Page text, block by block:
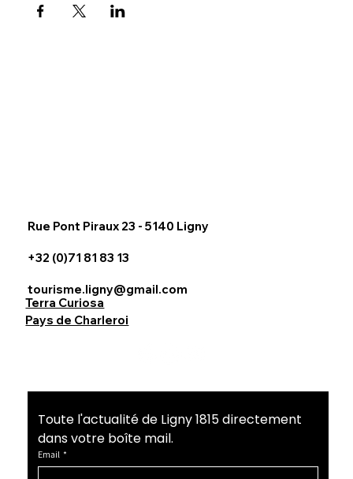
Rue Pont Piraux 23 - 5140 Ligny
+32 (0)71 81 83 13
tourisme.ligny@gmail.com
Terra Curiosa
Pays de Charleroi
Toute l'actualité de Ligny 1815 directement
dans votre boîte mail.
Email *